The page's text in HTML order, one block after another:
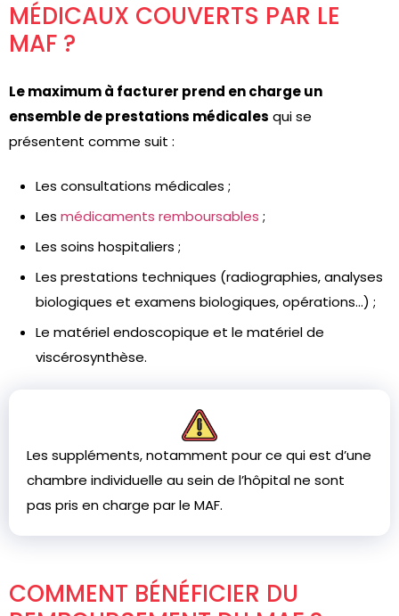
MÉDICAUX COUVERTS PAR LE
MAF ?
Le maximum à facturer prend en charge un
ensemble de prestations médicales qui se
présentent comme suit :
Les consultations médicales ;
Les médicaments remboursables ;
Les soins hospitaliers ;
Les prestations techniques (radiographies, analyses
biologiques et examens biologiques, opérations…) ;
Le matériel endoscopique et le matériel de
viscérosynthèse.
Les suppléments, notamment pour ce qui est d’une
chambre individuelle au sein de l’hôpital ne sont
pas pris en charge par le MAF.
COMMENT BÉNÉFICIER DU